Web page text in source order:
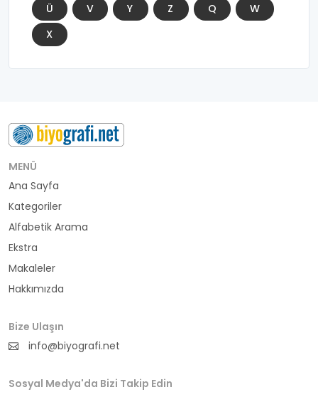
Ü
V Y Z Q
W
X
MENÜ
Ana Sayfa
Kategoriler
Alfabetik Arama
Ekstra
Makaleler
Hakkımızda
Bize Ulaşın
info@biyografi.net
Sosyal Medya'da Bizi Takip Edin